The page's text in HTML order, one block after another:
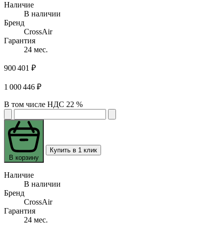
Наличие
В наличии
Бренд
CrossAir
Гарантия
24 мес.
900 401 ₽
1 000 446 ₽
В том числе НДС 22 %
В корзину
Купить в 1 клик
Наличие
В наличии
Бренд
CrossAir
Гарантия
24 мес.